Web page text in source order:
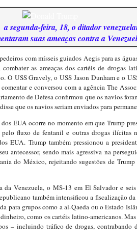
a segunda-feira, 18, o ditador
suas ameaças contra a
com mísseis guiados Aegis para as
combater as ameaças dos cartéis de drogas
O USS Gravely, o USS Jason Dunham e o
e conversou com a agência The
de Defesa confirmou que os navios
que os navios seriam enviados para
EUA ocorre no momento em que Trump
fluxo de fentanil e outras drogas ilícitas
EUA. Trump também pressionou a
antecessor, sendo mais agressiva na
do México, rejeitando sugestões de
Venezuela, o MS-13 em El Salvador e
também intensificou a fiscalização
para grupos como a al-Qaeda ou o Estado
como os cartéis latino-americanos.
– incluindo tráfico de drogas, contrabando